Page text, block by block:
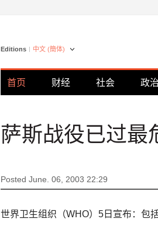
Editions 中文 (簡体)
首页 财经 社会 政治
萨斯战役已过最
Posted June. 06, 2003 22:29
世界卫生组织（WHO）5日宣布：包